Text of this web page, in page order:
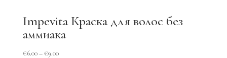
Impevita Краска для волос без
аммиака
€6.00–€9.00